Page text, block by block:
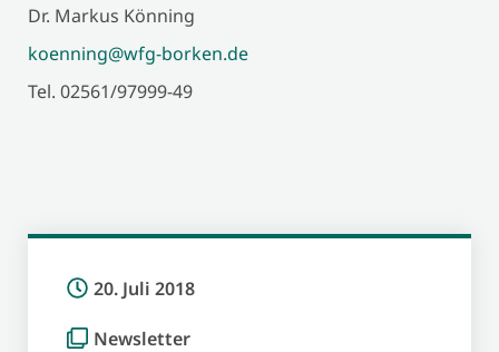
Dr. Markus Könning
koenning@wfg-borken.de
Tel. 02561/97999-49
20. Juli 2018
Newsletter